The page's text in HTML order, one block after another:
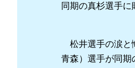
同期の真杉選手に
松井選手の涙と
青森）選手が同期